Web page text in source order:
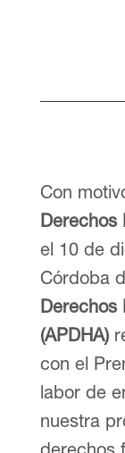
Con
Derechos
el 10 de
Córdoba
Derechos
(APDHA)
con el
labor de
nuestra